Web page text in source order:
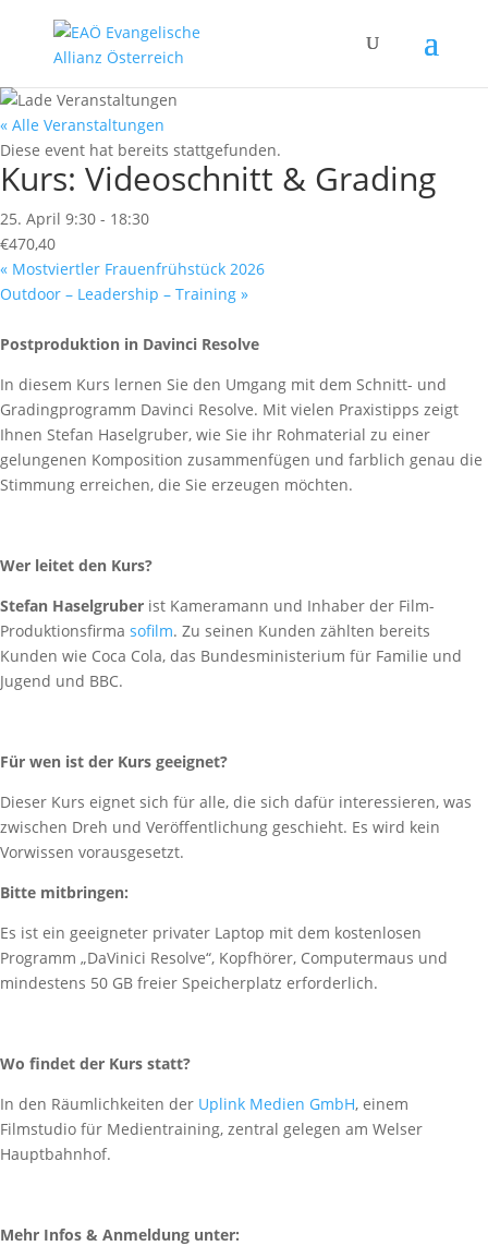
« Alle Veranstaltungen
Diese event hat bereits stattgefunden.
Kurs: Videoschnitt & Grading
25. April 9:30 - 18:30
€470,40
« Mostviertler Frauenfrühstück 2026
Outdoor – Leadership – Training »
Postproduktion in Davinci Resolve
In diesem Kurs lernen Sie den Umgang mit dem Schnitt- und
Gradingprogramm Davinci Resolve. Mit vielen Praxistipps zeigt
Ihnen Stefan Haselgruber, wie Sie ihr Rohmaterial zu einer
gelungenen Komposition zusammenfügen und farblich genau die
Stimmung erreichen, die Sie erzeugen möchten.
Wer leitet den Kurs?
Stefan Haselgruber ist Kameramann und Inhaber der Film-
Produktionsfirma sofilm. Zu seinen Kunden zählten bereits
Kunden wie Coca Cola, das Bundesministerium für Familie und
Jugend und BBC.
Für wen ist der Kurs geeignet?
Dieser Kurs eignet sich für alle, die sich dafür interessieren, was
zwischen Dreh und Veröffentlichung geschieht. Es wird kein
Vorwissen vorausgesetzt.
Bitte mitbringen:
Es ist ein geeigneter privater Laptop mit dem kostenlosen
Programm „DaVinici Resolve“, Kopfhörer, Computermaus und
mindestens 50 GB freier Speicherplatz erforderlich.
Wo findet der Kurs statt?
In den Räumlichkeiten der Uplink Medien GmbH, einem
Filmstudio für Medientraining, zentral gelegen am Welser
Hauptbahnhof.
Mehr Infos & Anmeldung unter: